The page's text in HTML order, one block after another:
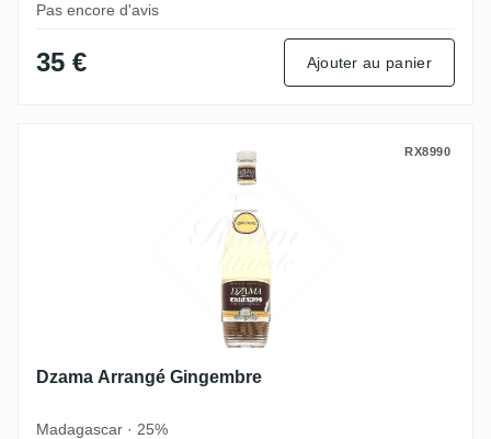
Pas encore d'avis
35 € Ajouter au panier
Dzama Arrangé Gingembre RX8990
Dzama Arrangé Gingembre
Madagascar · 25%